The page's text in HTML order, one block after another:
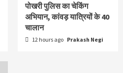
पोखरी पुलिस का चेकिंग
अभियान, कांवड़ यात्रियों के 40
चालान
12 hours ago Prakash Negi